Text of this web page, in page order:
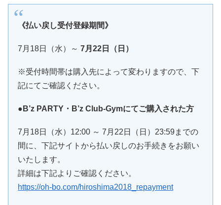
《払い戻し受付登録期間》
7月18日（水）～7月22日（日）
※受付時間帯は購入先によって変わりますので、下
記にてご確認ください。
●B’z PARTY・B’z Club-Gymにてご購入された方
7月18日（水）12:00 ～ 7月22日（日）23:59までの
間に、下記サイトから払い戻しのお手続きをお願い
いたします。
詳細は下記よりご確認ください。
https://oh-bo.com/hiroshima2018_repayment